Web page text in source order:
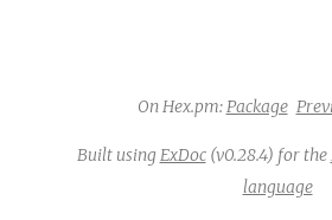
On Hex.pm:Package
Built usingExDoc(v0.28.4) for the
language